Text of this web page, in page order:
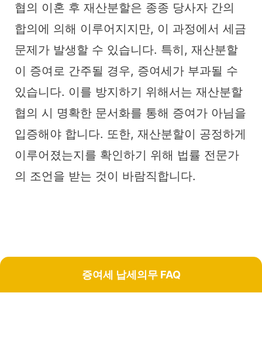
협의 이혼 후 재산분할은 종종 당사자 간의
합의에 의해 이루어지지만, 이 과정에서 세금
문제가 발생할 수 있습니다. 특히, 재산분할
이 증여로 간주될 경우, 증여세가 부과될 수
있습니다. 이를 방지하기 위해서는 재산분할
협의 시 명확한 문서화를 통해 증여가 아님을
입증해야 합니다. 또한, 재산분할이 공정하게
이루어졌는지를 확인하기 위해 법률 전문가
의 조언을 받는 것이 바람직합니다.
증여세 납세의무 FAQ